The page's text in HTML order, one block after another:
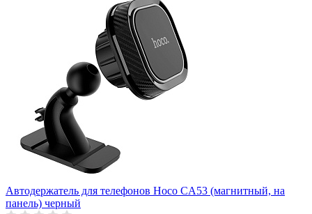
Автодержатель для телефонов Hoco CA53 (магнитный, на
панель) черный